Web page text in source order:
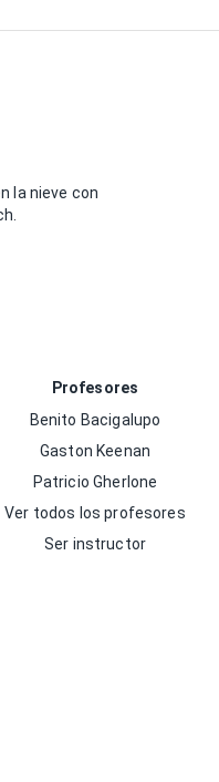
la nieve con
Profesores
Benito Bacigalupo
Gaston Keenan
Patricio Gherlone
Ver todos los profesores
Ser instructor